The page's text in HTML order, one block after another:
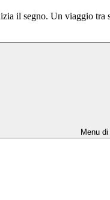
il segno. Un viaggio tra
Menu